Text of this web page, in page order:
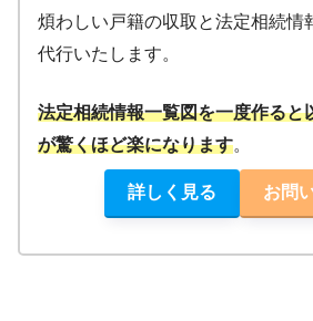
煩わしい戸籍の収取と法定相続情
代行いたします。
法定相続情報一覧図を一度作ると
が驚くほど楽になります。
詳しく見る お問